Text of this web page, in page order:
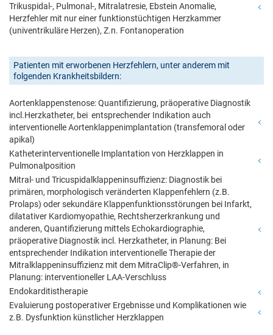
Trikuspidal-, Pulmonal-, Mitralatresie, Ebstein Anomalie,
Herzfehler mit nur einer funktionstüchtigen Herzkammer
(univentrikuläre Herzen), Z.n. Fontanoperation
Patienten mit erworbenen Herzfehlern, unter anderem mit
folgenden Krankheitsbildern:
Aortenklappenstenose: Quantifizierung, präoperative Diagnostik
incl.Herzkatheter, bei entsprechender Indikation auch
interventionelle Aortenklappenimplantation (transfemoral oder
apikal)
Katheterinterventionelle Implantation von Herzklappen in
Pulmonalposition
Mitral- und Tricuspidalklappeninsuffizienz: Diagnostik bei
primären, morphologisch veränderten Klappenfehlern (z.B.
Prolaps) oder sekundäre Klappenfunktionsstörungen bei Infarkt,
dilatativer Kardiomyopathie, Rechtsherzerkrankung und
anderen, Quantifizierung mittels Echokardiographie,
präoperative Diagnostik incl. Herzkatheter, in Planung: Bei
entsprechender Indikation interventionelle Therapie der
Mitralklappeninsuffizienz mit dem MitraClip®-Verfahren, in
Planung: interventioneller LAA-Verschluss
Endokarditistherapie
Evaluierung postoperativer Ergebnisse und Komplikationen wie
z.B. Dysfunktion künstlicher Herzklappen